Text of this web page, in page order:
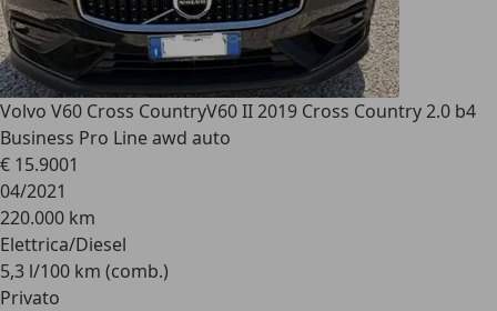
Volvo V60 Cross CountryV60 II 2019 Cross Country 2.0 b4
Business Pro Line awd auto
€ 15.9001
04/2021
220.000 km
Elettrica/Diesel
5,3 l/100 km (comb.)
Privato